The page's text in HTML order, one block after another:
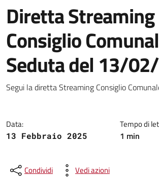
Diretta Streaming
Consiglio
Seduta del 13/
Dettagli della notizia
Segui la diretta Streaming Consiglio
Data:
13 Febbraio 2025
Tempo di
1 min
Condividi Vedi azioni